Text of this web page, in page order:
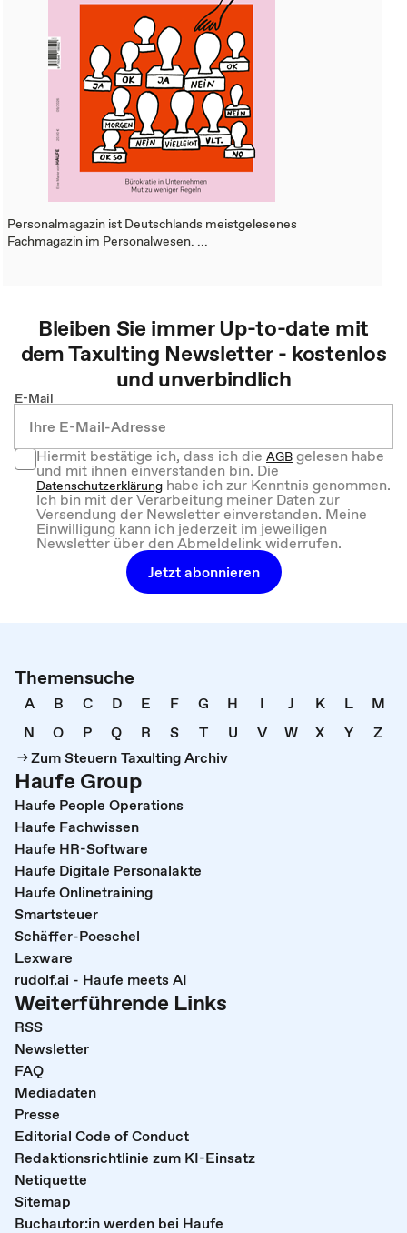
Personalmagazin ist Deutschlands meistgelesenes
Fachmagazin im Personalwesen. ...
Bleiben Sie immer Up-to-date mit
demTaxulting Newsletter - kostenlos
und unverbindlich
E-Mail
Hiermit bestätige ich, dass ich dieAGBgelesen habe
und mit ihnen einverstanden bin. Die
Datenschutzerklärung habe ich zur Kenntnis genommen.
Ich bin mit der Verarbeitung meiner Daten zur
Versendung der Newsletter einverstanden. Meine
Einwilligung kann ich jederzeit im jeweiligen
Newsletter über den Abmeldelink widerrufen.
Jetzt abonnieren
Themensuche
A B C D E F G H I J K L
M
N
O P Q R S T U V W X Y
Z
Zum Steuern Taxulting Archiv
Haufe Group
Haufe People Operations
Haufe Fachwissen
Haufe HR-Software
Haufe Digitale Personalakte
Haufe Onlinetraining
Smartsteuer
Schäffer-Poeschel
Lexware
rudolf.ai - Haufe meets AI
Weiterführende Links
RSS
Newsletter
FAQ
Mediadaten
Presse
Editorial Code of Conduct
Redaktionsrichtlinie zum KI-Einsatz
Netiquette
Sitemap
Buchautor:in werden bei Haufe